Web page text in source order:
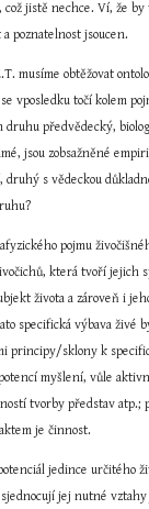
což jistě nechce. Ví, že
poznatelnost jsoucen.
musíme obtěžovat
vposledku točí kolem
druhu předvědecký,
jsou zobsažněné
druhý s vědeckou
pojmu
která tvoří jejich
života a zároveň i
specifická výbava živé
principy/sklony k
myšlení, vůle
tvorby představ atp.;
je činnost.
jedince určitého
jej nutné